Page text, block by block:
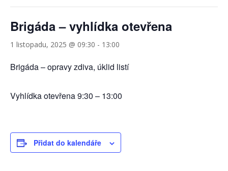
Brigáda – vyhlídka otevřena
1 listopadu, 2025 @ 09:30 - 13:00
Brigáda – opravy zdiva, úklid listí
Vyhlídka otevřena 9:30 – 13:00
Přidat do kalendáře